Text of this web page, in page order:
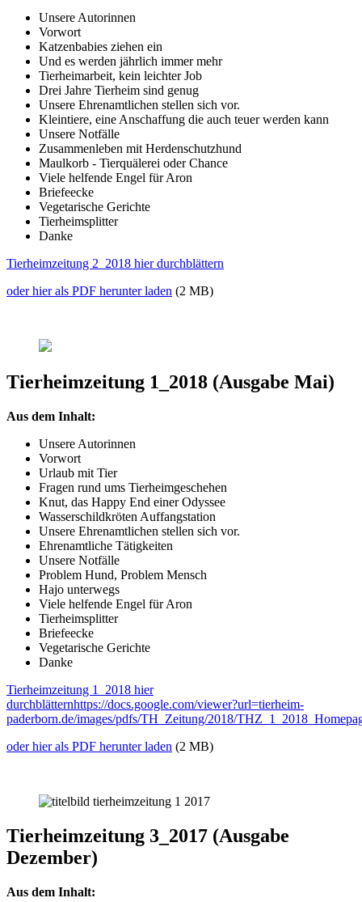
Unsere Autorinnen
Vorwort
Katzenbabies ziehen ein
Und es werden jährlich immer mehr
Tierheimarbeit, kein leichter Job
Drei Jahre Tierheim sind genug
Unsere Ehrenamtlichen stellen sich vor.
Kleintiere, eine Anschaffung die auch teuer werden kann
Unsere Notfälle
Zusammenleben mit Herdenschutzhund
Maulkorb - Tierquälerei oder Chance
Viele helfende Engel für Aron
Briefeecke
Vegetarische Gerichte
Tierheimsplitter
Danke
Tierheimzeitung 2_2018 hier durchblättern
oder hier als PDF herunter laden (2 MB)
Tierheimzeitung 1_2018 (Ausgabe Mai)
Aus dem Inhalt:
Unsere Autorinnen
Vorwort
Urlaub mit Tier
Fragen rund ums Tierheimgeschehen
Knut, das Happy End einer Odyssee
Wasserschildkröten Auffangstation
Unsere Ehrenamtlichen stellen sich vor.
Ehrenamtliche Tätigkeiten
Unsere Notfälle
Problem Hund, Problem Mensch
Hajo unterwegs
Viele helfende Engel für Aron
Tierheimsplitter
Briefeecke
Vegetarische Gerichte
Danke
Tierheimzeitung 1_2018 hier
durchblätternhttps://docs.google.com/viewer?url=tierheim-
paderborn.de/images/pdfs/TH_Zeitung/2018/
oder hier als PDF herunter laden (2 MB)
Tierheimzeitung 3_2017 (Ausgabe
Dezember)
Aus dem Inhalt: